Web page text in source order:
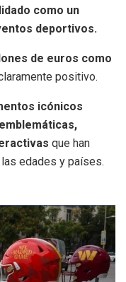
como un
deportivos.
de euros como
positivo.
icónicos
que han
edades y países.